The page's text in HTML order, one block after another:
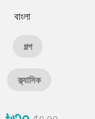
বাংলা
গল্প
ক্ল্যাসিক